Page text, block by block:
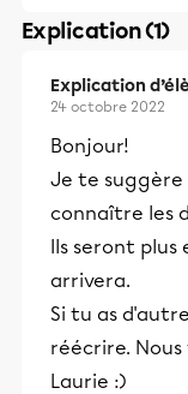
Explication (1)
Explication
24 octobre 2022
Bonjour!
Je te suggère
connaître les
Ils seront plus
arrivera.
Si tu as
réécrire.
Laurie :)